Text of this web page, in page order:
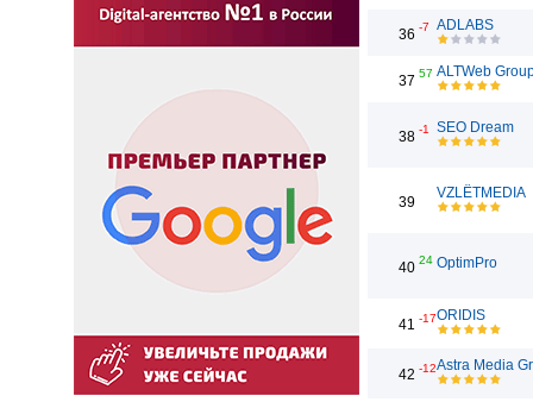
36 -7 ADLABS
37 57 ALTWeb
38 -1 SEO Dream
39
VZLЁTMEDIA
40 24 OptimPro
41 -17ORIDIS
42 -12Astra Media